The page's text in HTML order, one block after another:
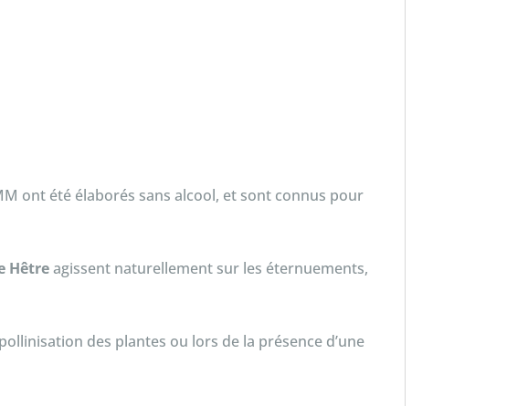
ont été élaborés sans alcool, et sont connus pour
Hêtreagissent naturellement sur les éternuements,
des plantes ou lors de la présence d’une